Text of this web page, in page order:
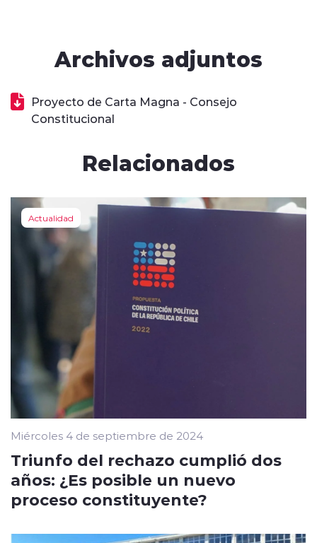
Archivos adjuntos
Proyecto de Carta Magna - Consejo
Constitucional
Relacionados
Actualidad
Miércoles 4 de septiembre de 2024
Triunfo del rechazo cumplió dos
años: ¿Es posible un nuevo
proceso constituyente?